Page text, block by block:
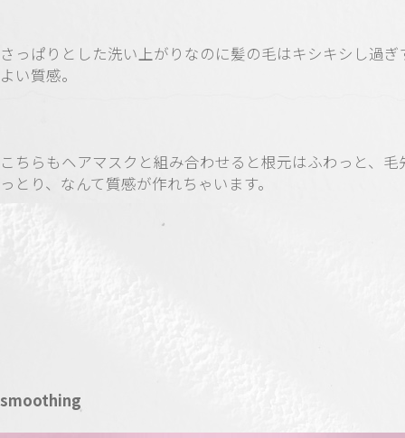
さっぱりとした洗い上がりなのに髪の毛はキシキシし過ぎ
よい質感。
こちらもヘアマスクと組み合わせると根元はふわっと、毛
っとり、なんて質感が作れちゃいます。
smoothing